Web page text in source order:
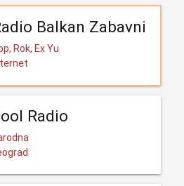
Balkan Zabavni
Rok, Ex Yu
Radio